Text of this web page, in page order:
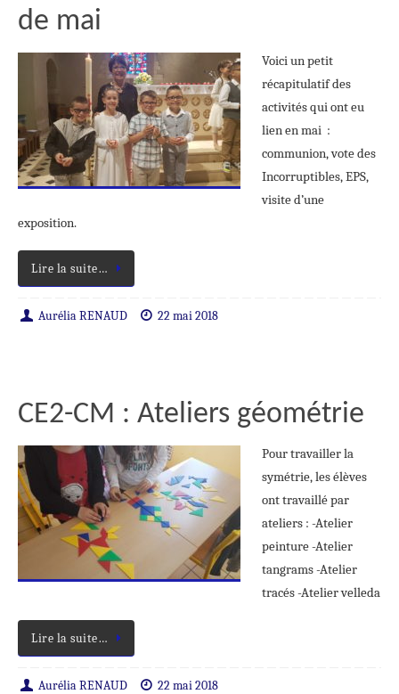
de mai
Voici un petit
récapitulatif des
activités qui ont eu
lien en mai :
communion, vote des
Incorruptibles, EPS,
visite d’une
exposition.
Lire la suite…
Aurélia RENAUD 22 mai 2018
CE2-CM : Ateliers géométrie
Pour travailler la
symétrie, les élèves
ont travaillé par
ateliers : -Atelier
peinture -Atelier
tangrams -Atelier
tracés -Atelier velleda
Lire la suite…
Aurélia RENAUD 22 mai 2018